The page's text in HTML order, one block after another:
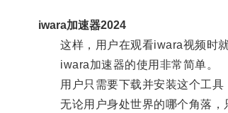
iwara加速器2024
这样，用户在观看iwara视频时就
iwara加速器的使用非常简单。
用户只需要下载并安装这个工具
无论用户身处世界的哪个角落，